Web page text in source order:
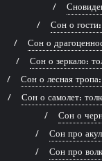
Сон о гости:
Сон о
Сон о зеркало:
Сон о лесная
Сон о самолет:
Сон о
Сон про
Сон про